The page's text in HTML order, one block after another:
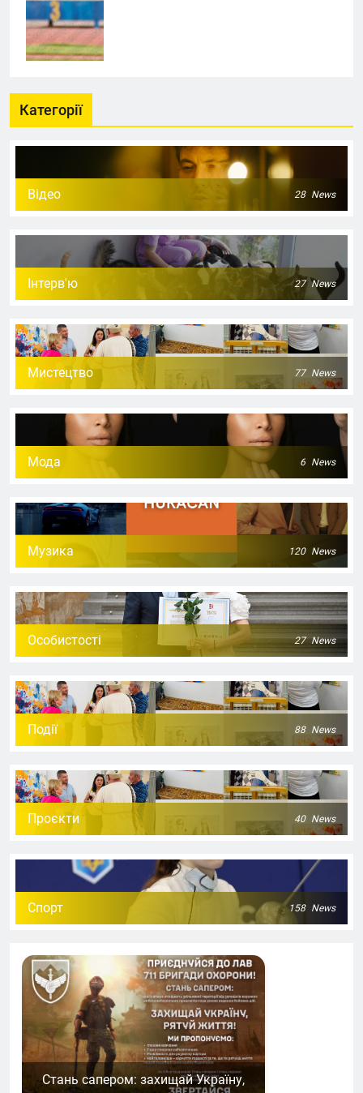
Категорії
Відео 28 News
Інтерв'ю 27 News
Мистецтво 77 News
Мода 6 News
Музика 120 News
Особистості 27 News
Події 88 News
Проєкти 40 News
Спорт 158 News
Стань сапером: захищай Україну,